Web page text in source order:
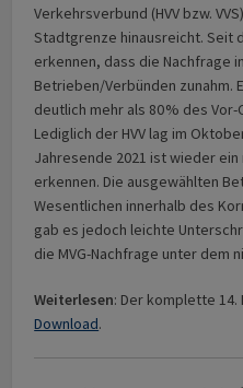
Verkehrsverbund (HVV bzw.
Stadtgrenze hinausreicht. Seit
erkennen, dass die Nachfrage
Betrieben/Verbünden zunahm.
deutlich mehr als 80 % des
Lediglich der HVV lag im
Jahresende 2021 ist wieder
erkennen. Die ausgewählten
Wesentlichen innerhalb des
gab es jedoch leichte
die MVG-Nachfrage unter dem
Weiterlesen: Der komplette
Download.